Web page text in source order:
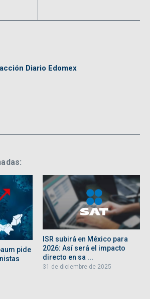
Diario Edomex
pide
ISR subirá en México para
2026: Así será el impacto
directo en sa ...
31 de diciembre de 2025